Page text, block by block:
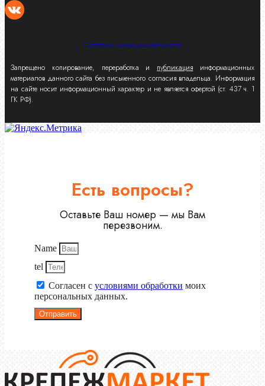
Политика конфиденциальности
Запрещено копирование, переработка и публикация информационных
материалов данного сайта без письменного согласия владельца. Информация
на сайте носит информационный характер и не является офертой (ст. 437 ч. 1
ГК РФ).
Есть вопросы?
Оставьте Ваш номер — мы Вам
перезвоним.
Name
tel
Согласен с условиями обработки моих
персональных данных.
Отправить